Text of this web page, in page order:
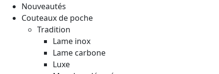
Nouveautés
Couteaux de poche
Tradition
Lame inox
Lame carbone
Luxe